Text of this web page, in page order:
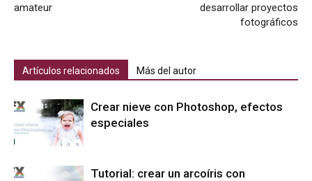
amateur
desarrollar proyectos
fotográficos
Artículos relacionados Más del autor
Crear nieve con Photoshop, efectos
especiales
Tutorial: crear un arcoíris con